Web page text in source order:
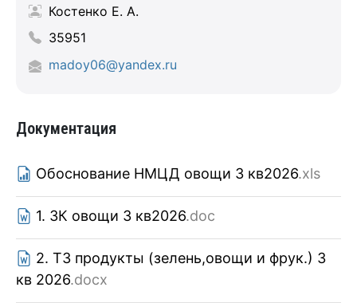
Костенко Е. А.
35951
madoy06@yandex.ru
Документация
Обоснование НМЦД овощи 3 кв2026.xls
1. ЗК овощи 3 кв2026.doc
2. ТЗ продукты (зелень,овощи и фрук.) 3
кв 2026.docx